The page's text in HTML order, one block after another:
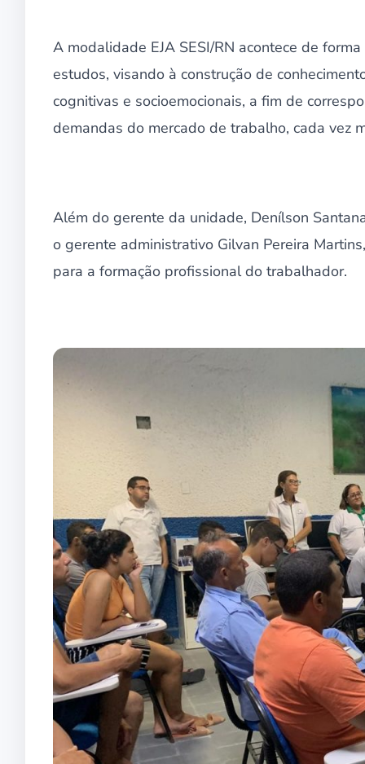
A modalidade EJA SESI/RN acontece de
estudos, visando à construção de
cognitivas e socioemocionais, a fim de
demandas do mercado de trabalho, cada vez
Além do gerente da unidade, Denílson
o gerente administrativo Gilvan Pereira
para a formação profissional do trabalhador.